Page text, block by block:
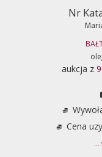
Nr
aukcja z
Cena
...